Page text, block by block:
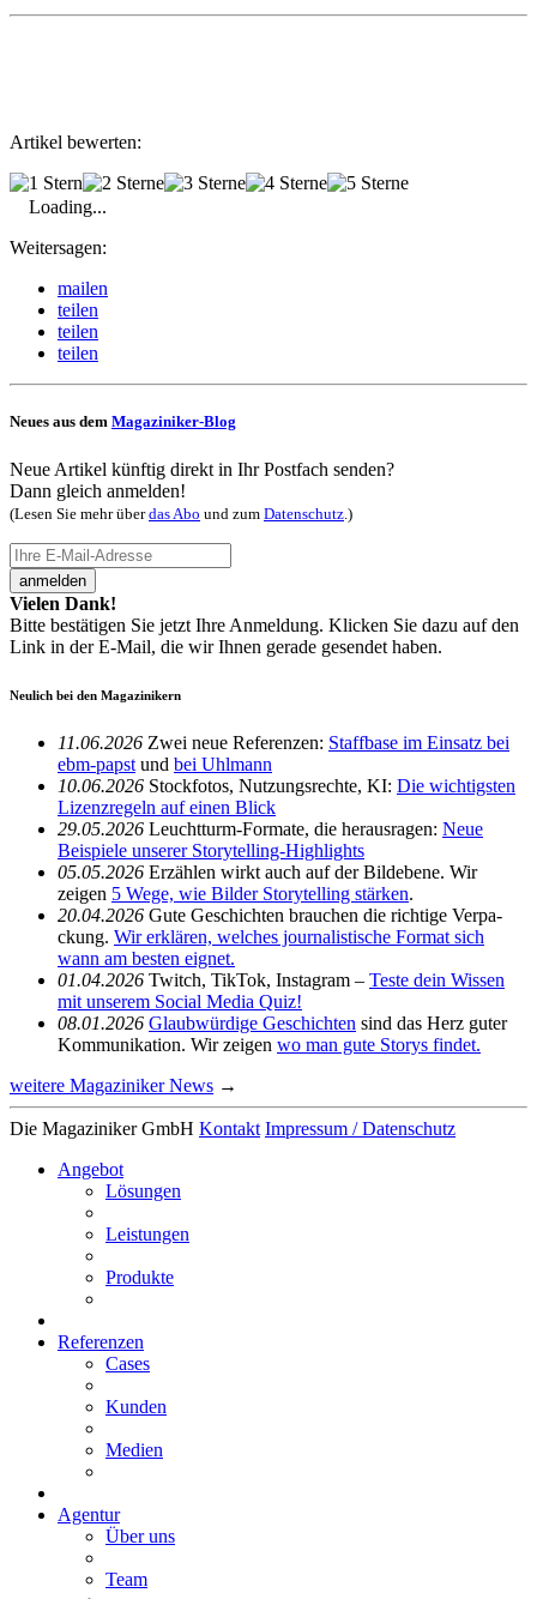
Artikel bewerten:
Loading...
Weitersagen:
mailen
teilen
teilen
teilen
Neues aus dem Magaziniker-Blog
Neue Artikel künftig direkt in Ihr Postfach senden?
Dann gleich anmelden!
(Lesen Sie mehr überdas Abo und zum Datenschutz .)
anmelden
Vielen Dank!
Bitte bestätigen Sie jetzt Ihre Anmeldung. Klicken Sie dazu auf den
Link in der E-Mail, die wir Ihnen gerade gesendet haben.
Neulich bei den Magazinikern
11.06.2026 Zwei neue Refe­renzen: Staff­base im Einsatz bei
ebm-papst und bei Uhlmann
10.06.2026 Stock­fotos, Nutzungs­rechte, KI: Die wich­tigsten
Lizenz­re­geln auf einen Blick
29.05.2026 Leucht­turm-Formate, die heraus­ragen: Neue
Beispiele unserer Story­telling-High­lights
05.05.2026 Erzählen wirkt auch auf der Bild­ebene. Wir
zeigen 5 Wege, wie Bilder Story­telling stärken.
20.04.2026 Gute Geschichten brau­chen die rich­tige Verpa­
ckung. Wir erklären, welches jour­na­lis­ti­sche Format sich
wann am besten eignet.
01.04.2026 Twitch, TikTok, Insta­gram – Teste dein Wissen
mit unserem Social Media Quiz!
08.01.2026 Glaub­wür­dige Geschichten sind das Herz guter
Kommu­ni­ka­tion. Wir zeigen wo man gute Storys findet.
weitere Magaziniker News →
Die Magaziniker GmbH Kontakt Impressum / Daten­schutz
Angebot
Lösungen
Leis­tungen
Produkte
Refe­renzen
Cases
Kunden
Medien
Agentur
Über uns
Team